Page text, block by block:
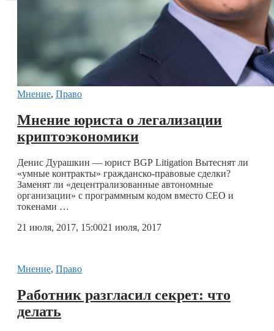
Мнение, Право
Мнение юриста о легализации
криптоэкономики
Денис Дурашкин — юрист BGP Litigation Вытеснят ли
«умные контракты» гражданско-правовые сделки?
Заменят ли «децентрализованные автономные
организации» с программным кодом вместо CEO и
токенами …
21 июля, 2017, 15:0021 июля, 2017
Мнение, Право
Работник разгласил секрет: что
делать